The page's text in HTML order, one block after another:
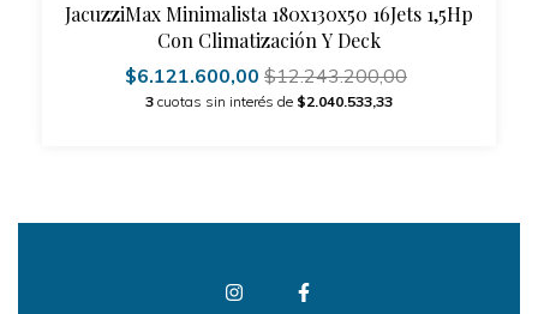
JacuzziMax Minimalista 180x130x50 16Jets 1,5Hp
Con Climatización Y Deck
$6.121.600,00 $12.243.200,00
3 cuotas sin interés de $2.040.533,33